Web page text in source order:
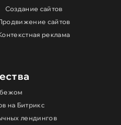
Создание сайтов
сайтов
реклама
на Битрикс
лендингов